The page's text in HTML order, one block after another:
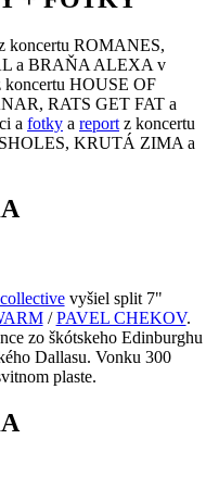
koncertu ROMANES,
a BRAŇA ALEXA v
koncertu HOUSE OF
RATS GET FAT a
a fotky a report z koncertu
KRUTÁ ZIMA a
vyšiel split 7"
/PAVEL CHEKOV.
zo škótskeho Edinburghu
Dallasu. Vonku 300
plaste.